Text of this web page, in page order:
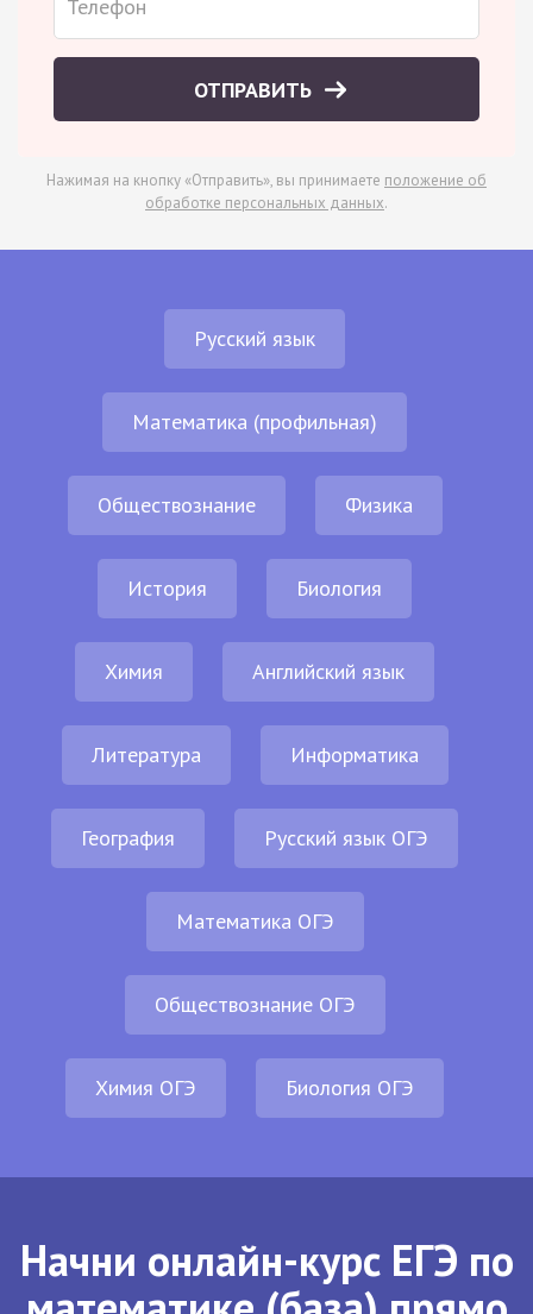
ОТПРАВИТЬ
Нажимая на кнопку «Отправить», вы принимаете положение об
обработке персональных данных.
Русский язык
Математика (профильная)
Обществознание Физика
История Биология
Химия Английский язык
Литература Информатика
География Русский язык ОГЭ
Математика ОГЭ
Обществознание ОГЭ
Химия ОГЭ Биология ОГЭ
Начни онлайн-курс ЕГЭ по